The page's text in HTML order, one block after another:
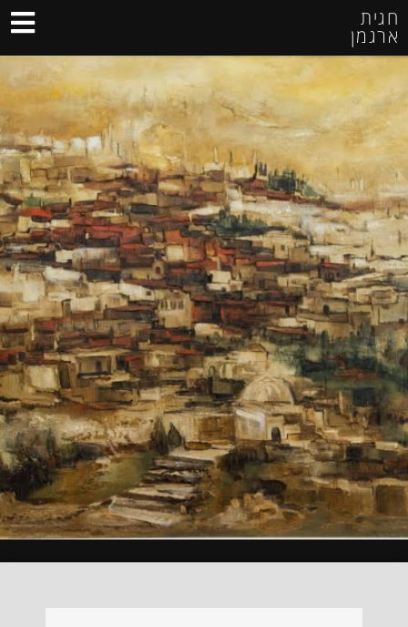
חגית
ארגמן